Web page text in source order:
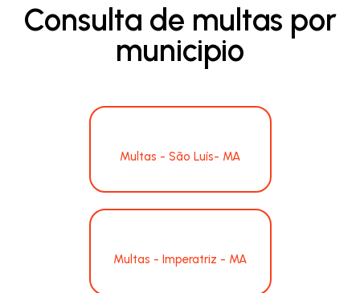
Consulta de multas por
municipio
Multas - São Luís- MA
Multas - Imperatriz - MA